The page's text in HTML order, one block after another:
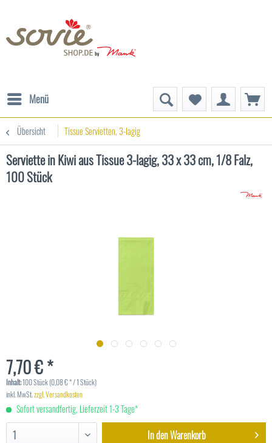
Menü
Übersicht Tissue Servietten, 3-lagig
Serviette in Kiwi aus Tissue 3-lagig, 33 x 33 cm, 1/8 Falz,
100 Stück
7,70 € *
Inhalt:100 Stück (0,08 € * / 1 Stück)
inkl. MwSt.zzgl. Versandkosten
Sofort versandfertig, Lieferzeit 1-3 Tage*
In denWarenkorb